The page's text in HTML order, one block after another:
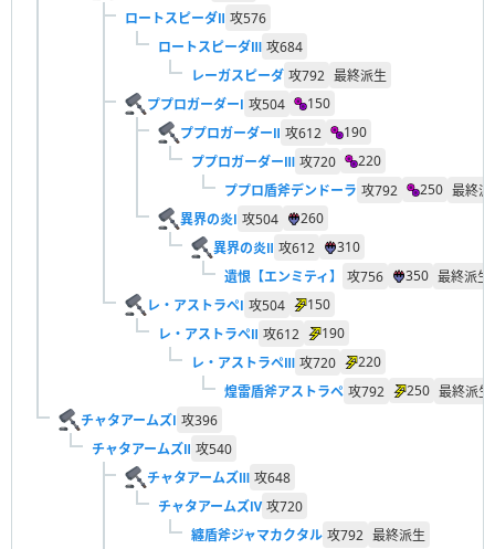
ロートスピーダⅡ 攻576
ロートスピーダⅢ 攻684
レーガスピーダ 攻792 最終派生
ププロガーダーⅠ 攻504
150
ププロガーダーⅡ 攻612
190
ププロガーダーⅢ 攻720
220
ププロ盾斧デンドーラ 攻792 250 最終派
異界の炎Ⅰ 攻504
260
異界の炎Ⅱ 攻612
310
遺恨【エンミティ】
攻756 350 最終派生
レ・アストラペⅠ 攻504
150
レ・アストラペⅡ 攻612
190
レ・アストラペⅢ 攻720
220
煌雷盾斧アストラペ 攻792 250 最終派生
チャタアームズⅠ 攻396
チャタアームズⅡ 攻540
チャタアームズⅢ 攻648
チャタアームズⅣ 攻720
纏盾斧ジャマカクタル 攻792 最終派生